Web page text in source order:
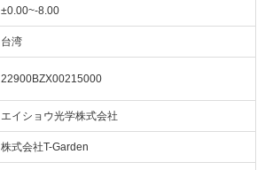
±0.00~-8.00
台湾
22900BZX00215000
エイショウ光学株式会社
株式会社T-Garden